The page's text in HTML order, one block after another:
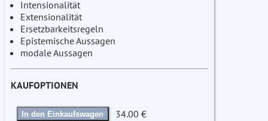
Intensionalität
Extensionalität
Ersetzbarkeitsregeln
Epistemische Aussagen
modale Aussagen
KAUFOPTIONEN
In den Einkaufswagen 34.00 €